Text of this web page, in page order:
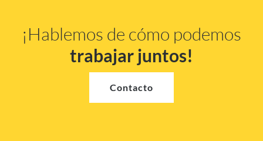
¡Hablemos de cómo podemos
trabajar juntos!
Contacto